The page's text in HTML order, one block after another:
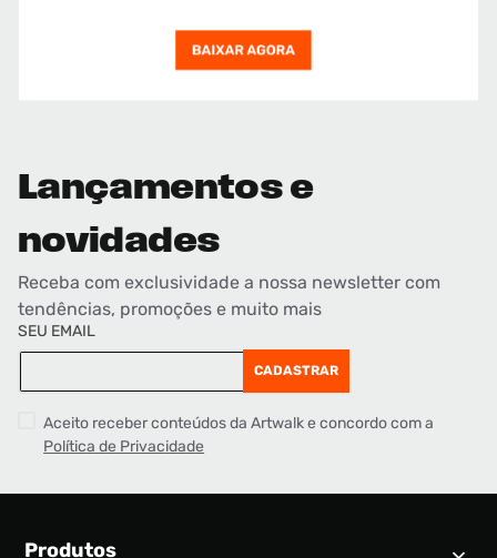
Lançamentos e
novidades
Receba com exclusividade a nossa newsletter com
tendências, promoções e muito mais
SEU EMAIL
CADASTRAR
Aceito receber conteúdos da Artwalk e concordo com a
Política de Privacidade
Produtos